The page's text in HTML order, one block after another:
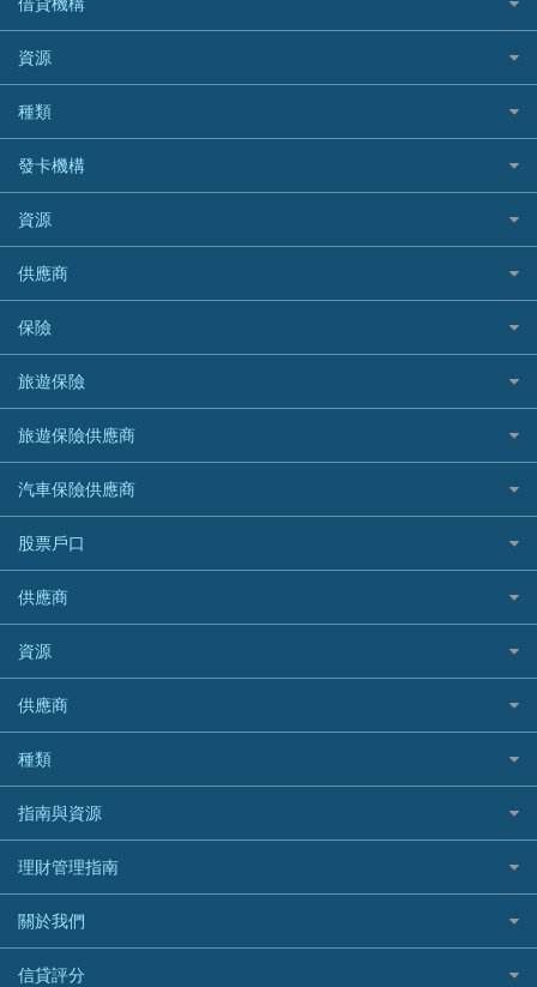
稅季/稅務貸款
網上貸款
結餘轉戶(清卡數貸款)
銀行貸款
財務公司貸款
免入息貸款
免TU貸款
急借錢
緊急貸款比較
最佳小額貸款比較
易批必批貸款
24小時貸款
最佳循環貸款
BEA 東亞銀行
BOC 中國銀行
Cashing Pro 優尚信貸
CCB(Asia) 中國建設銀行 (亞洲)
Citibank 花旗銀行
CNCBI 信銀國際
CreFIT 維信
DBS 星展銀行
DSB 大新銀行
HSBC 滙豐銀行貸款
K Cash 貸款
Mox 銀行
National Resources 中潤物業按揭
OCBC 華僑銀行
PrimeCredit 安信信貸
Promise 邦民日本財務
Rabbit Credit月兔信貸
Standard Chartered 渣打銀行
UA 亞洲聯合財務
WeLab Bank
WeLend 貸款
資源
如何申請個人貸款
如何管理個人貸款
個人貸款有用資訊
清卡數貸款教學
循環貸款教學
個人化貸款產品推介 🔥全新
債務重組一覽
供樓利息扣稅
最佳貸款app
種類
網購優惠
精選外幣網購信用卡
尊尚信用卡
公司信用卡
電子錢包信用卡
日本遊信用卡攻略
韓國遊信用卡攻略
台灣遊信用卡攻略
機場貴賓室信用卡
銀聯信用卡
高獎賞信用卡推薦
酒店信用卡
發卡機構
Citibank花旗銀行
AE美國運通
DBS星展銀行
HSBC滙豐銀行
Mox
信銀國際
大新銀行
恒生銀行
Standard Chartered渣打銀行
東亞銀行
SIM
Airwallex信用卡
資源
Black Friday優惠
淘寶付款方式
一田購物優惠日
SOGO感謝祭
HKTVmall優惠碼
交稅優惠
酒店優惠碼
機票優惠碼
供應商
八達通自動增值信用卡
保險
旅遊保險
汽車保險
家居保險
家傭保險
寵物保險
定期人壽保險
危疾保險
年金資訊
樓宇火險
旅遊保險
日本旅遊保險及資訊
泰國旅遊保險及資訊
台灣旅遊保險及資訊
韓國旅遊保險及資訊
歐洲旅遊保險及資訊
越南旅遊保險及資訊
澳洲旅遊保險及資訊
長者嘆世界
家庭親子遊
自駕遊比較
相機有得保
專為孕婦設計的最佳旅遊保險
最佳滑雪旅遊保險
最適合BB的旅遊保險
旅遊保險供應商
AXA 安盛
AIG 美亞
Allianz 安聯
Allied World 世聯
Avo
中國銀行
Bolttech 保特
Blue Cross 藍十字
中國平安
HSBC滙豐銀行
MSIG 三井住友
Prudential 保誠
QBE 昆士蘭
汽車保險供應商
大新汽車保險
中銀汽車保險
Allianz安聯汽車保險
bolttech保障汽車保險
Zurich蘇黎世汽車保險
QBE昆士蘭汽車保險
平安汽車保險
股票戶口
富途證券
IB盈透證券
老虎證券
uSMART 盈立證券
華盛証券
長橋證券
WeBull微牛證券
漲樂全球通｜華泰國際
OSL
供應商
富途牛牛好唔好？
Webull微牛證券好唔好？
Longbridge長橋證券好唔好？
老虎證券好唔好？
華盛証券好唔好？
漲樂全球通好唔好？
IB盈透證券好唔好？
盈立證券 uSMART 好唔好？
Stashaway好唔好？
資源
股票戶口開戶
證券行邊間好？
港股5隻高息ETF精選
什麼是ETF？
香港30大高息股排行
黃金ETF懶人包
最值得注意的比特幣ETF
選股策略：五步調查攻略
供應商
銀行戶口比較
尊尚銀行戶口
Citi Plus
中信銀行inMotion
Airwallex銀行
種類
定期存款
港元定存
人民幣定存
美元定存
英鎊定存
澳元定存
指南與資源
理財資訊
識慳識賺
債務管理
投資理財
理財管理指南
常用相關詞彙
MoneyHero電子報
關於我們
服務承諾
信貸評分